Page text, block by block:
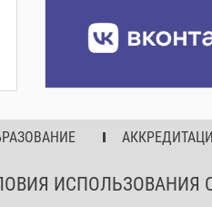
ИСПОЛЬЗОВАНИЯ